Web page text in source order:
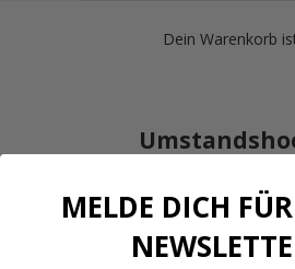
Dein Warenkorb
MELDE DICH